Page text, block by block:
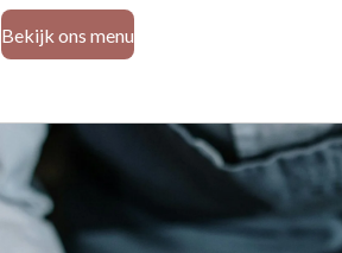
Bekijk ons menu